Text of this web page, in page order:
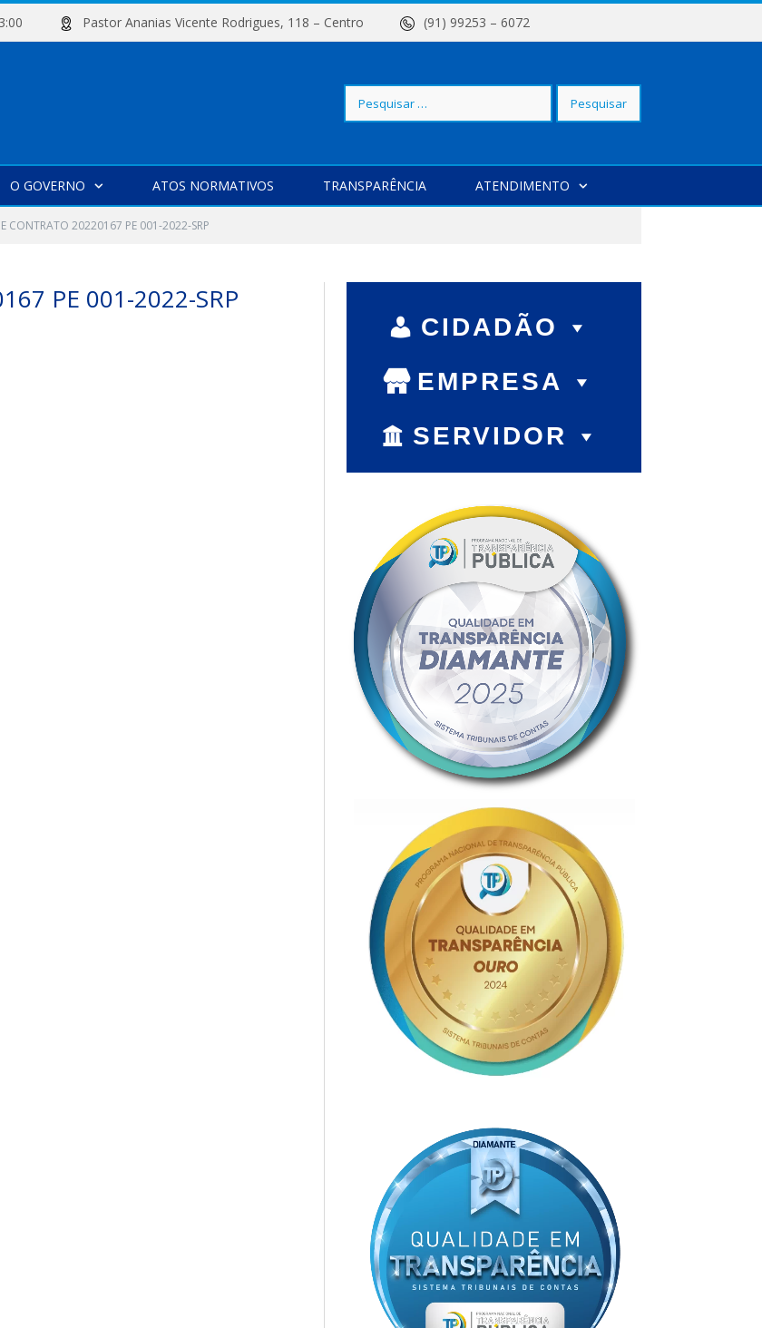
13:00 Pastor Ananias Vicente Rodrigues, 118 – Centro (91) 99253 – 6072
Pesquisar
O GOVERNO ATOS NORMATIVOS TRANSPARÊNCIA ATENDIMENTO
CONTRATO 20220167 PE 001-2022-SRP
PE 001-2022-SRP
CIDADÃO
EMPRESA
SERVIDOR